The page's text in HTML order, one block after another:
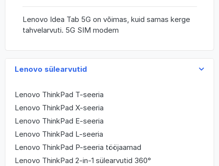
Lenovo sülearvutid
Lenovo ThinkPad T-seeria
Lenovo ThinkPad X-seeria
Lenovo ThinkPad E-seeria
Lenovo ThinkPad L-seeria
Lenovo ThinkPad P-seeria tööjaamad
Lenovo ThinkPad 2-in-1 sülearvutid 360°
Lenovo Idea Tab 5G on võimas, kuid samas kerge
tahvelarvuti. 5G SIM modem